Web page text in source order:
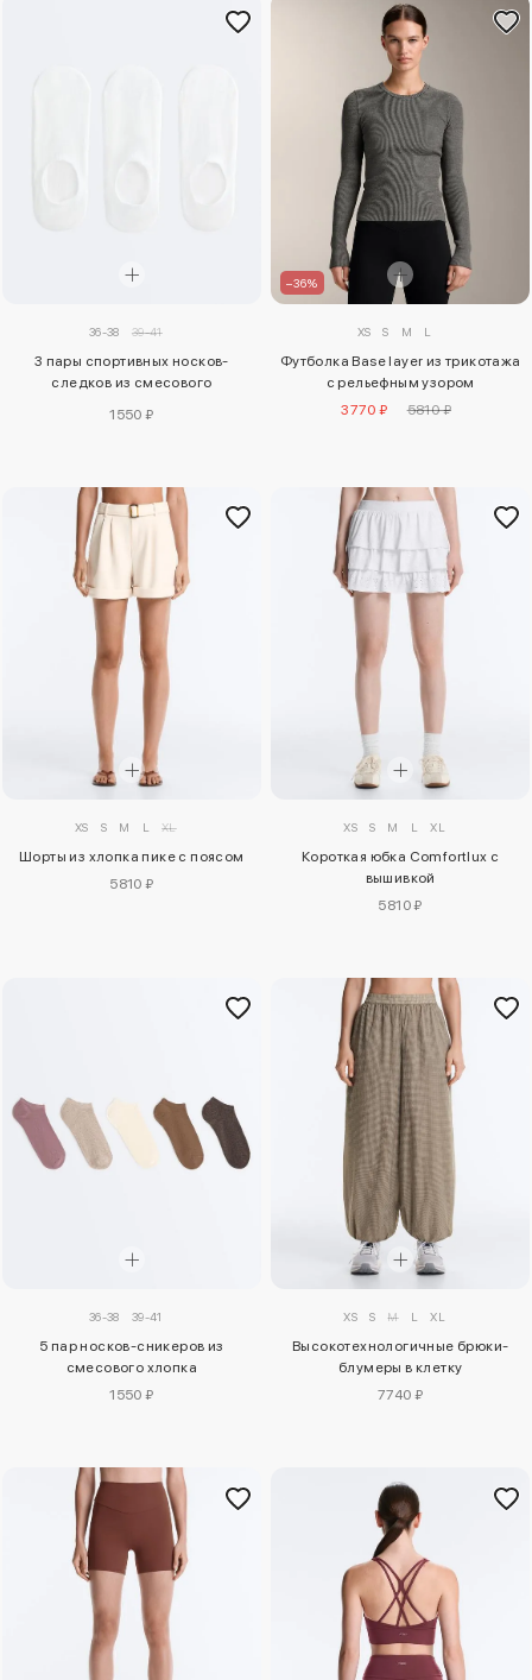
36-38 39-41
3 пары спортивных носков-
следков из смесового
1550 ₽
–36%
XS S M L
Футболка Base layer из трикотажа
с рельефным узором
3770 ₽
5810 ₽
XS S M L XL
Шорты из хлопка пике с поясом
5810 ₽
XS S M L XL
Короткая юбка Comfortlux с
вышивкой
5810 ₽
36-38 39-41
5 пар носков-сникеров из
смесового хлопка
1550 ₽
XS S M L XL
Высокотехнологичные брюки-
блумеры в клетку
7740 ₽